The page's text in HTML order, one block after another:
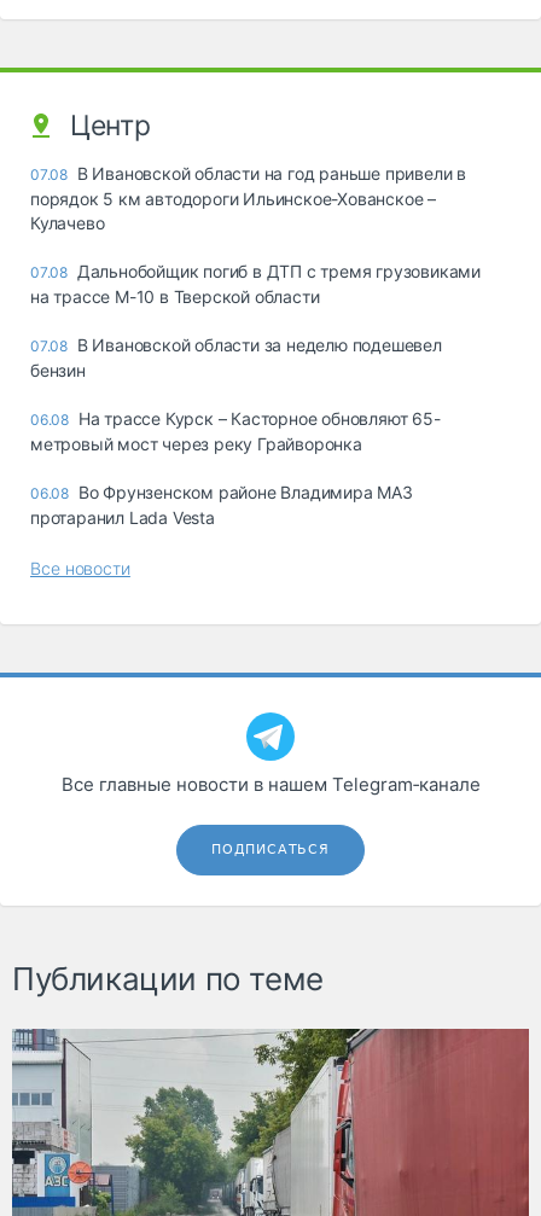
Центр
07.08 В Ивановской области на год раньше привели в
порядок 5 км автодороги Ильинское-Хованское –
Кулачево
07.08 Дальнобойщик погиб в ДТП с тремя грузовиками
на трассе М-10 в Тверской области
07.08 В Ивановской области за неделю подешевел
бензин
06.08 На трассе Курск – Касторное обновляют 65-
метровый мост через реку Грайворонка
06.08 Во Фрунзенском районе Владимира МАЗ
протаранил Lada Vesta
Все новости
Все главные новости в нашем Telegram‑канале
ПОДПИСАТЬСЯ
Публикации по теме